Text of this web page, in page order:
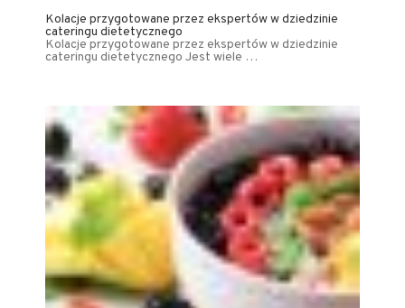
Kolacje przygotowane przez ekspertów w dziedzinie
cateringu dietetycznego
Kolacje przygotowane przez ekspertów w dziedzinie
cateringu dietetycznego Jest wiele …